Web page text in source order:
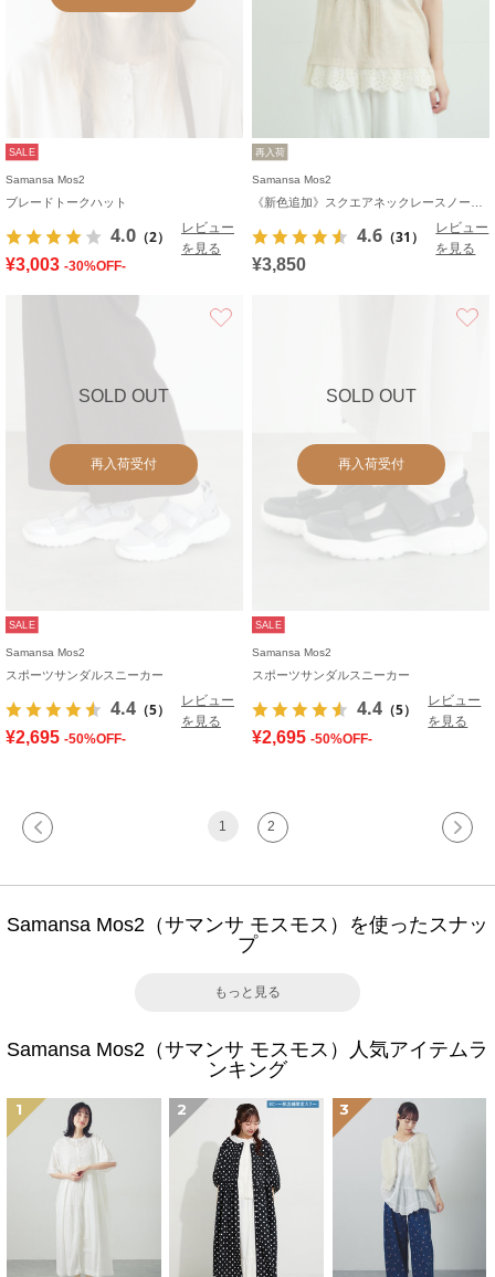
SALE
Samansa Mos2
ブレードトークハット
4.0 （2）
レビュー
を見る
¥3,003 -30%OFF-
再入荷
Samansa Mos2
4.6 （31）
レビュー
を見る
¥3,850
SOLD OUT
再入荷受付
SALE
Samansa Mos2
スポーツサンダルスニーカー
4.4 （5）
レビュー
を見る
¥2,695 -50%OFF-
SOLD OUT
再入荷受付
SALE
Samansa Mos2
スポーツサンダルスニーカー
4.4 （5）
レビュー
を見る
¥2,695 -50%OFF-
1 2
Samansa Mos2（サマンサ モスモス）を使ったスナッ
プ
もっと見る
Samansa Mos2（サマンサ モスモス）人気アイテムラ
ンキング
1 2 3